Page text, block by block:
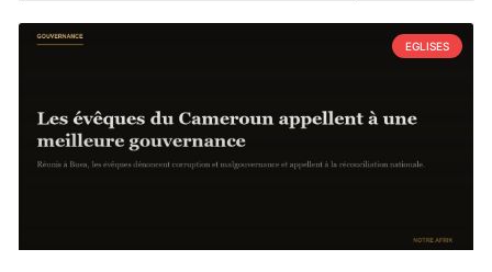
EGLISES